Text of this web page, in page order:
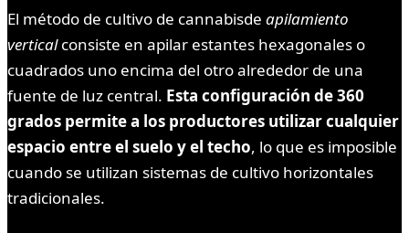
El método de cultivo de cannabisde apilamiento
verticalconsiste en apilar estantes hexagonales o
cuadrados uno encima del otro alrededor de una
fuente de luz central. Esta configuración de 360 ​​
grados permite a los productores utilizar cualquier
espacio entre el suelo y el techo, lo que es imposible
cuando se utilizan sistemas de cultivo horizontales
tradicionales.